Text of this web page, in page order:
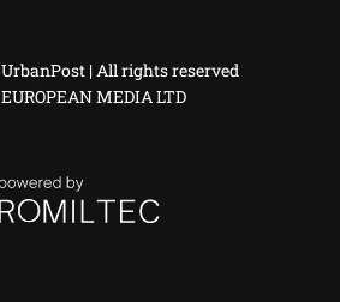
UrbanPost | All rights reserved
MEDIA LTD